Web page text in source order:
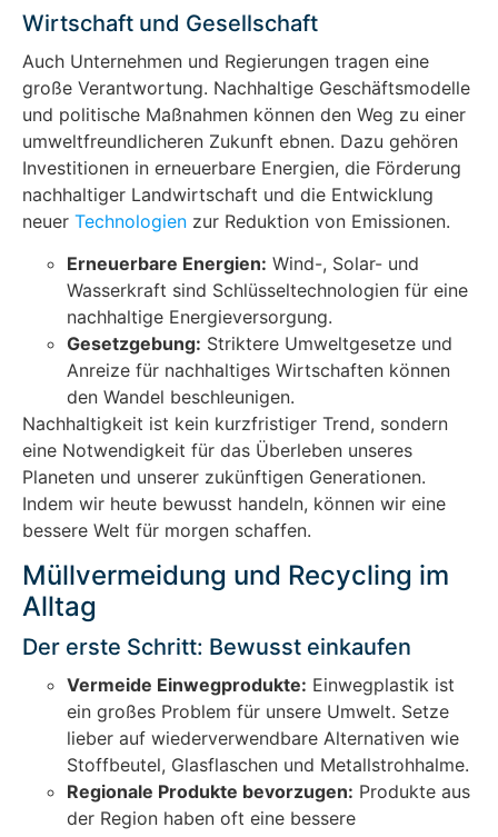
Wirtschaft und Gesellschaft
Auch Unternehmen und Regierungen tragen eine
große Verantwortung. Nachhaltige Geschäftsmodelle
und politische Maßnahmen können den Weg zu einer
umweltfreundlicheren Zukunft ebnen. Dazu gehören
Investitionen in erneuerbare Energien, die Förderung
nachhaltiger Landwirtschaft und die Entwicklung
neuer Technologien zur Reduktion von Emissionen.
Erneuerbare Energien: Wind-, Solar- und
Wasserkraft sind Schlüsseltechnologien für eine
nachhaltige Energieversorgung.
Gesetzgebung: Striktere Umweltgesetze und
Anreize für nachhaltiges Wirtschaften können
den Wandel beschleunigen.
Nachhaltigkeit ist kein kurzfristiger Trend, sondern
eine Notwendigkeit für das Überleben unseres
Planeten und unserer zukünftigen Generationen.
Indem wir heute bewusst handeln, können wir eine
bessere Welt für morgen schaffen.
Müllvermeidung und Recycling im
Alltag
Der erste Schritt: Bewusst einkaufen
Vermeide Einwegprodukte: Einwegplastik ist
ein großes Problem für unsere Umwelt. Setze
lieber auf wiederverwendbare Alternativen wie
Stoffbeutel, Glasflaschen und Metallstrohhalme.
Regionale Produkte bevorzugen: Produkte aus
der Region haben oft eine bessere